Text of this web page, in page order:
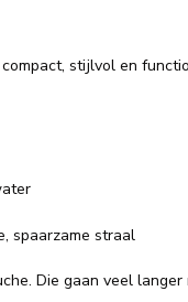
stijlvol en
spaarzame straal
Die gaan veel